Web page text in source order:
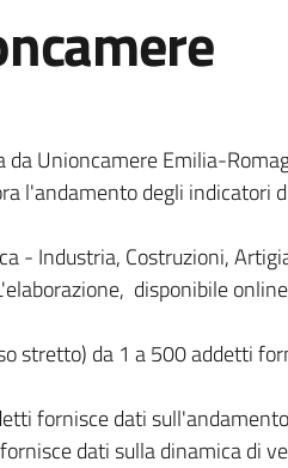
Unioncamere Emilia-
l'andamento degli indicatori
- Industria, Costruzioni,
disponibile
stretto) da 1 a 500 addetti
fornisce dati
dati sulla dinamica di